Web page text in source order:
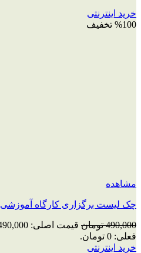
خرید اینترنتی
%100 تخفیف
مشاهده
چک‌ لیست برگزاری کارگاه آموزشی
490,000 تومان قیمت اصلی: 490,000 تومان بود.
فعلی: 0 تومان.
خرید اینترنتی